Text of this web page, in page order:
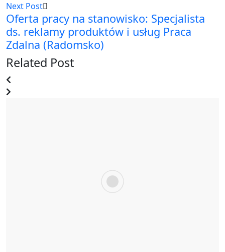
Next Post
Oferta pracy na stanowisko: Specjalista
ds. reklamy produktów i usług Praca
Zdalna (Radomsko)
Related Post